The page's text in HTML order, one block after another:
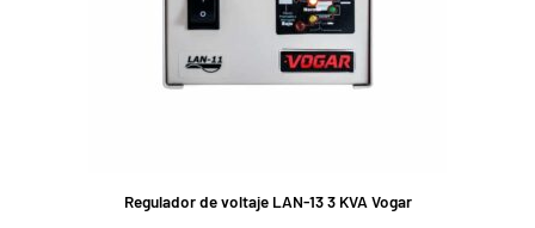
Regulador de voltaje LAN-13 3 KVA Vogar